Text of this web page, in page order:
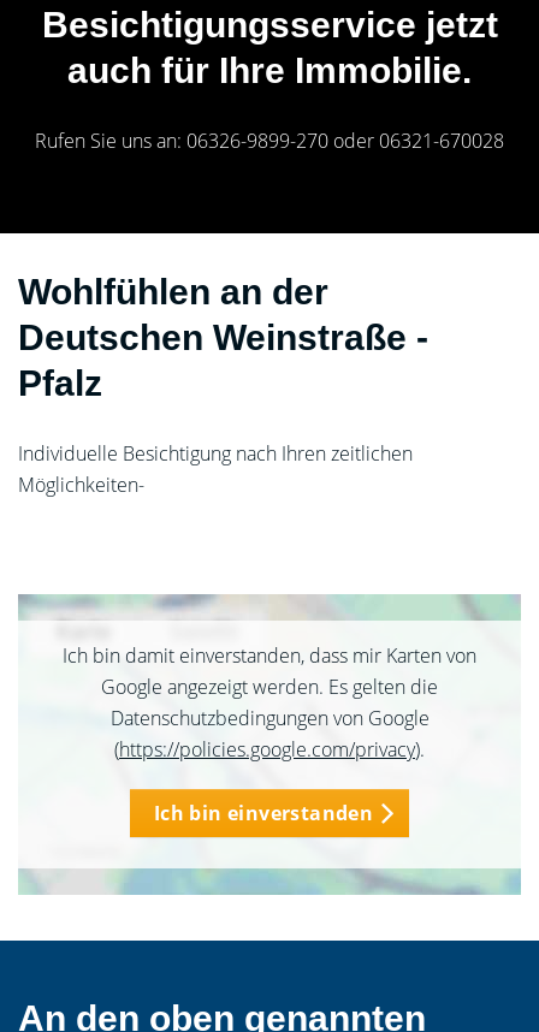
Besichtigungsservice jetzt
auch für Ihre Immobilie.
Rufen Sie uns an: 06326-9899-270 oder 06321-670028
Wohlfühlen an der
Deutschen Weinstraße -
Pfalz
Individuelle Besichtigung nach Ihren zeitlichen
Möglichkeiten-
Ich bin damit einverstanden, dass mir Karten von
Google angezeigt werden. Es gelten die
Datenschutzbedingungen von Google
(https://policies.google.com/privacy).
Ich bin einverstanden
An den oben genannten